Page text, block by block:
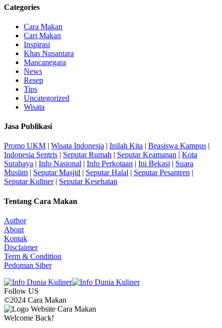
Categories
Cara Makan
Cari Makan
Inspirasi
Khas Nusantara
Mancanegara
News
Resep
Tips
Uncategorized
Wisata
Jasa Publikasi
Promo UKM | Wisata Indonesia | Inilah Kita | Beasiswa Kampus |
Indonesia Sentris | Seputar Rumah | Seputar Keamanan | Kota
Surabaya | Info Nasional | Info Perkotaan | Ini Bekasi | Suara
Muslim | Seputar Masjid | Seputar Halal | Seputar Pesantren |
Seputar Kuliner| Seputar Kesehatan
Tentang Cara Makan
Author
About
Kontak
Disclaimer
Term & Condition
Pedoman Siber
Follow US
©2024 Cara Makan
Welcome Back!